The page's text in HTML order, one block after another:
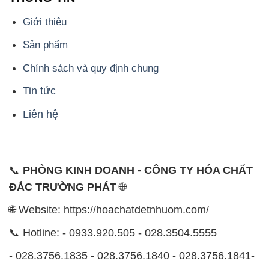
Giới thiệu
Sản phẩm
Chính sách và quy định chung
Tin tức
Liên hệ
📞 PHÒNG KINH DOANH - CÔNG TY HÓA CHẤT
ĐẮC TRƯỜNG PHÁT🌐
🌐 Website: https://hoachatdetnhuom.com/
📞 Hotline: - 0933.920.505 - 028.3504.5555
- 028.3756.1835 - 028.3756.1840 - 028.3756.1841-